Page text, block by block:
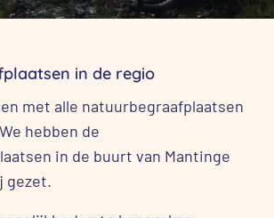
in de regio
met alle natuurbegraafplaatsen
hebben de
in de buurt van Mantinge
gezet.